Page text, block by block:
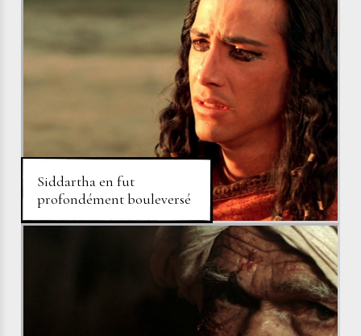
Siddartha en fut
profondément bouleversé